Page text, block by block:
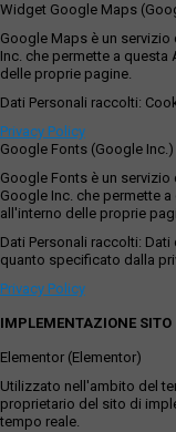
Widget Google Maps
Google Maps è un
Inc. che permette a
delle proprie pagine.
Dati Personali raccolti:
Privacy Policy
Google Fonts (Google Inc.)
Google Fonts è un
Google Inc. che permette
all'interno delle proprie
Dati Personali raccolti:
quanto specificato dalla
Privacy Policy
IMPLEMENTAZIONE SITO
Elementor (Elementor)
Utilizzato nell'ambito del
proprietario del sito di
tempo reale.